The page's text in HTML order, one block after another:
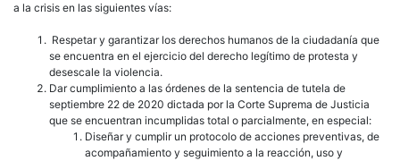
a la crisis en las siguientes vías:
Respetar y garantizar los derechos humanos de la ciudadanía que
se encuentra en el ejercicio del derecho legítimo de protesta y
desescale la violencia.
Dar cumplimiento a las órdenes de la sentencia de tutela de
septiembre 22 de 2020 dictada por la Corte Suprema de Justicia
que se encuentran incumplidas total o parcialmente, en especial:
Diseñar y cumplir un protocolo de acciones preventivas, de
acompañamiento y seguimiento a la reacción, uso y